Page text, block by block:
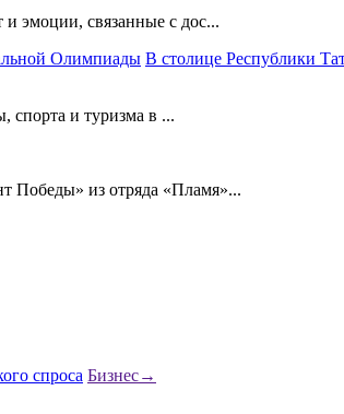
эмоции, связанные с дос...
В столице Республики
спорта и туризма в ...
Победы» из отряда «Пламя»...
Бизнес→